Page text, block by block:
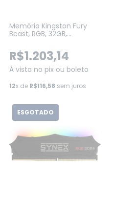
Memória Kingston Fury
Beast, RGB, 32GB,
XMP, Branco
(KF560C30BWA-32)
R$1.203,14
Á vista no pix ou boleto
12x de R$116,58 sem juros
ESGOTADO